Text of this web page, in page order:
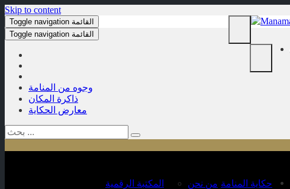
Skip to content
Toggle navigation القائمة
Toggle navigation القائمة
حكاية المنامة من نحن
المكتبة الرقمية
وجوه من المنامة
ذاكرة المكان
معارض الحكاية